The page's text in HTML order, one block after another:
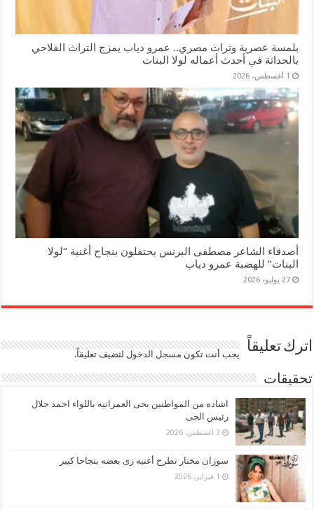
بلمسة عصرية وتراث مصري.. عمرو دياب يمزج التراث الفلاحي
بالحداثة في أحدث أعماله لولا البنات
1 أغسطس، 2026
أصدقاء الشاعر مصطفى البرنس يحتفلون بنجاح أغنية “لولا
البنات” للهضبة عمرو دياب
27 يوليو، 2026
اترك تعليقاً يجب أنت تكون مسجل الدخول لتضيف تعليقاً.
تحقيقات
اشاده من المواطنين بحى العمرانيه باللواء احمد جلال
رئيس الحى
3 أغسطس، 2026
سوزان مختار تطرح أغنيه زى بعضه بنجاحا كبير
1 فبراير، 2026